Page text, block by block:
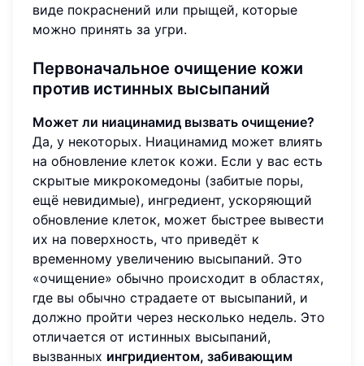
виде покраснений или прыщей, которые
можно принять за угри.
Первоначальное очищение кожи
против истинных высыпаний
Может ли ниацинамид вызвать очищение?
Да, у некоторых. Ниацинамид может влиять
на обновление клеток кожи. Если у вас есть
скрытые микрокомедоны (забитые поры,
ещё невидимые), ингредиент, ускоряющий
обновление клеток, может быстрее вывести
их на поверхность, что приведёт к
временному увеличению высыпаний. Это
«очищение» обычно происходит в областях,
где вы обычно страдаете от высыпаний, и
должно пройти через несколько недель. Это
отличается от истинных высыпаний,
вызванных ингридиентом, забивающим